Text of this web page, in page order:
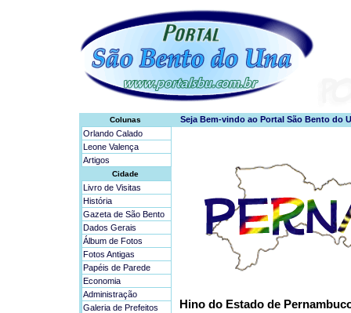
Colunas
Orlando Calado
Leone Valença
Artigos
Cidade
Livro de Visitas
História
Gazeta de São Bento
Dados Gerais
Álbum de Fotos
Fotos Antigas
Papéis de Parede
Economia
Administração
Galeria de Prefeitos
Hino do Estado de